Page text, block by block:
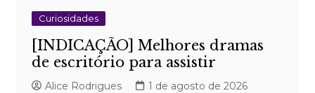
Curiosidades
[INDICAÇÃO] Melhores dramas
de escritório para assistir
Alice Rodrigues
1 de agosto de 2026